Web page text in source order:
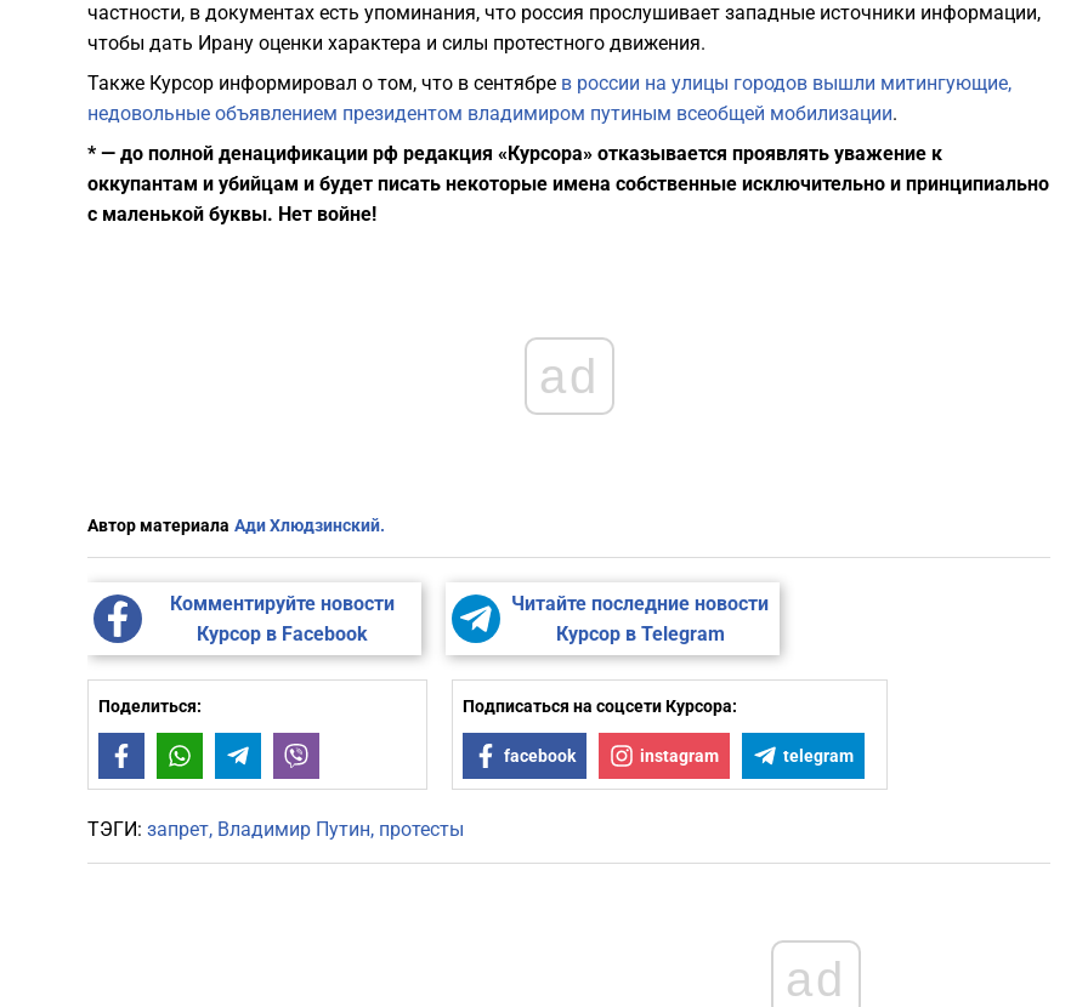
частности, в документах есть упоминания, что россия прослушивает западные источники информации,
чтобы дать Ирану оценки характера и силы протестного движения.
Также Курсор информировал о том, что в сентябре в россии на улицы городов вышли митингующие,
недовольные объявлением президентом владимиром путиным всеобщей мобилизации.
* — до полной денацификации рф редакция «Курсора» отказывается проявлять уважение к
оккупантам и убийцам и будет писать некоторые имена собственные исключительно и принципиально
с маленькой буквы. Нет войне!
ad
Автор материала Ади Хлюдзинский.
Комментируйте новости
Курсор в Facebook
Читайте последние новости
Курсор в Telegram
Поделиться:
FacebookWhatsAppTelegram
Подписаться на соцсети Курсора:
facebook instagram telegram
ТЭГИ: запрет Владимир Путин протесты
ad